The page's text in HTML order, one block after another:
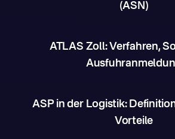
(ASN)
ATLAS Zoll: Verfahren,
ASP in der Logistik:
Vorteile